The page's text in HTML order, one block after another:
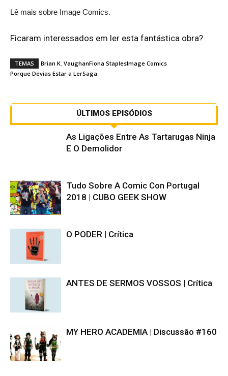
Lê mais sobre Image Comics.
Ficaram interessados em ler esta fantástica obra?
TEMAS Brian K. VaughanFiona StaplesImage Comics
Porque Devias Estar a LerSaga
ÚLTIMOS EPISÓDIOS
As Ligações Entre As Tartarugas Ninja
E O Demolidor
Tudo Sobre A Comic Con Portugal
2018 | CUBO GEEK SHOW
O PODER | Crítica
ANTES DE SERMOS VOSSOS | Crítica
MY HERO ACADEMIA | Discussão #160